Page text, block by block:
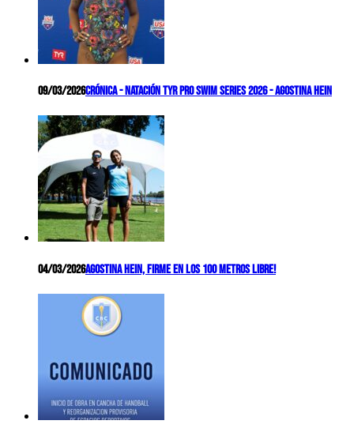
09/03/2026Crónica - Natación TYR Pro Swim Series 2026 - Agostina Hein
04/03/2026Agostina Hein, firme en los 100 metros libre!